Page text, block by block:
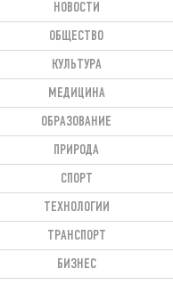
НОВОСТИ
ОБЩЕСТВО
КУЛЬТУРА
МЕДИЦИНА
ОБРАЗОВАНИЕ
ПРИРОДА
СПОРТ
ТЕХНОЛОГИИ
ТРАНСПОРТ
БИЗНЕС